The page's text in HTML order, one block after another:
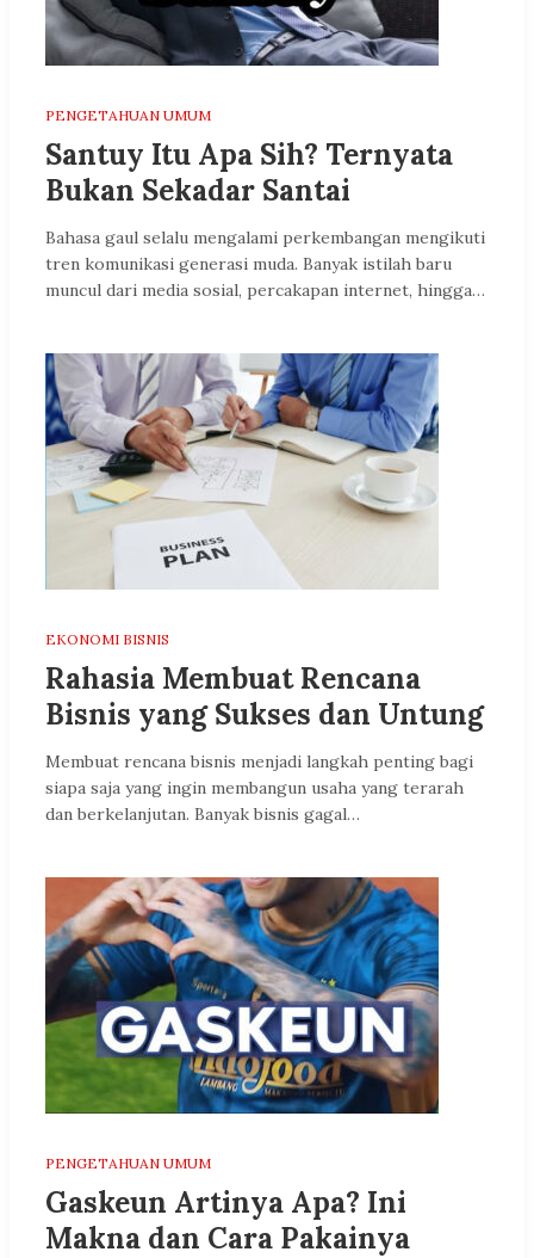
PENGETAHUAN UMUM
Santuy Itu Apa Sih? Ternyata
Bukan Sekadar Santai
Bahasa gaul selalu mengalami perkembangan mengikuti
tren komunikasi generasi muda. Banyak istilah baru
muncul dari media sosial, percakapan internet, hingga…
EKONOMI BISNIS
Rahasia Membuat Rencana
Bisnis yang Sukses dan Untung
Membuat rencana bisnis menjadi langkah penting bagi
siapa saja yang ingin membangun usaha yang terarah
dan berkelanjutan. Banyak bisnis gagal…
PENGETAHUAN UMUM
Gaskeun Artinya Apa? Ini
Makna dan Cara Pakainya